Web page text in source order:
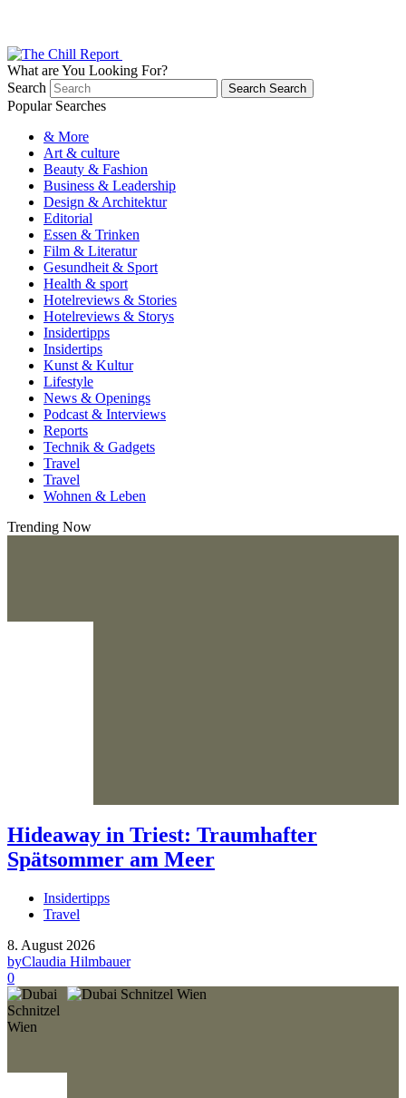
What are You Looking For?
Search
Search Search
Popular Searches
& More
Art & culture
Beauty & Fashion
Business & Leadership
Design & Architektur
Editorial
Essen & Trinken
Film & Literatur
Gesundheit & Sport
Health & sport
Hotelreviews & Stories
Hotelreviews & Storys
Insidertipps
Insidertips
Kunst & Kultur
Lifestyle
News & Openings
Podcast & Interviews
Reports
Technik & Gadgets
Travel
Travel
Wohnen & Leben
Trending Now
Hideaway in Triest: Traumhafter
Spätsommer am Meer
Insidertipps
Travel
8. August 2026
byClaudia Hilmbauer
0